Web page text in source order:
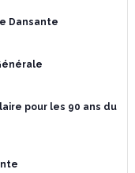
Dansante
pour les 90 ans du